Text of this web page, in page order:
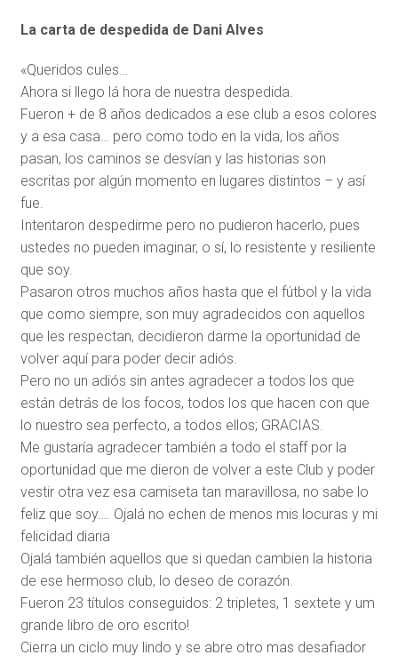
La carta de despedida de Dani Alves
«Queridos cules…
Ahora si llego lá hora de nuestra despedida.
Fueron + de 8 años dedicados a ese club a esos colores
y a esa casa… pero como todo en la vida, los años
pasan, los caminos se desvían y las historias son
escritas por algún momento en lugares distintos – y así
fue.
Intentaron despedirme pero no pudieron hacerlo, pues
ustedes no pueden imaginar, o sí, lo resistente y resiliente
que soy.
Pasaron otros muchos años hasta que el fútbol y la vida
que como siempre, son muy agradecidos con aquellos
que les respectan, decidieron darme la oportunidad de
volver aquí para poder decir adiós.
Pero no un adiós sin antes agradecer a todos los que
están detrás de los focos, todos los que hacen con que
lo nuestro sea perfecto, a todos ellos; GRACIAS.
Me gustaría agradecer también a todo el staff por la
oportunidad que me dieron de volver a este Club y poder
vestir otra vez esa camiseta tan maravillosa, no sabe lo
feliz que soy…. Ojalá no echen de menos mis locuras y mi
felicidad diaria
Ojalá también aquellos que si quedan cambien la historia
de ese hermoso club, lo deseo de corazón.
Fueron 23 títulos conseguidos: 2 tripletes, 1 sextete y um
grande libro de oro escrito!
Cierra un ciclo muy lindo y se abre otro mas desafiador